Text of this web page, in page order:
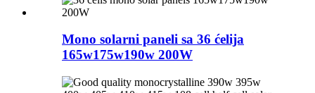
Mono solarni paneli sa 36 ćelija
165w175w190w 200W